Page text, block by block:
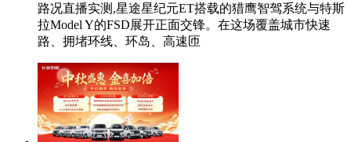
路况直播实测,星途星纪元ET搭载的猎鹰智驾系统与特斯
拉Model Y的FSD展开正面交锋。在这场覆盖城市快速
路、拥堵环线、环岛、高速匝